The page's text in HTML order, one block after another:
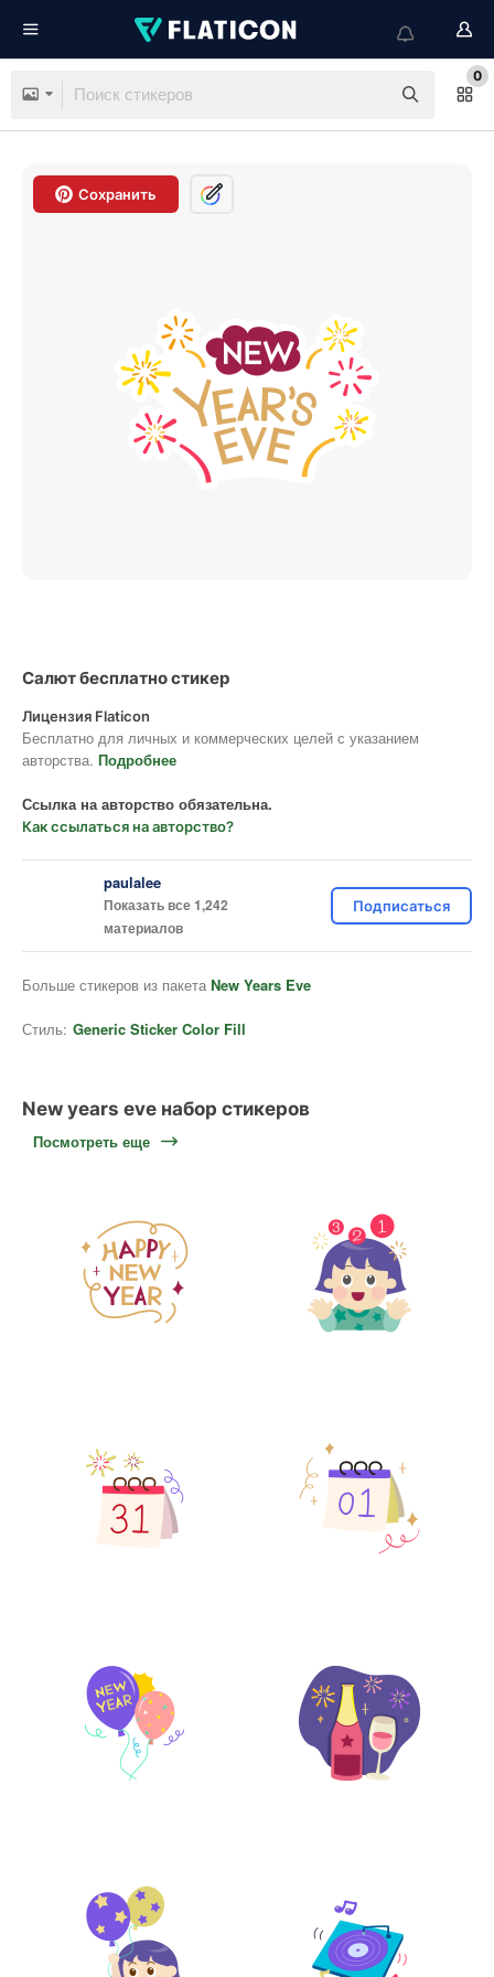
0
Сохранить
Салют бесплатно стикер
Лицензия Flaticon
Бесплатно для личных и коммерческих целей с указанием
авторства. Подробнее
Ссылка на авторство обязательна.
Как ссылаться на авторство?
paulalee
Показать все 1,242
материалов
Подписаться
Больше стикеров из пакета New Years Eve
Стиль: Generic Sticker Color Fill
New years eve набор стикеров
Посмотреть еще